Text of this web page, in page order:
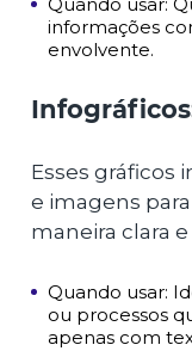
informações
envolvente.
Esses gráficos
e imagens
maneira clara e
Quando usar:
ou processos
apenas com